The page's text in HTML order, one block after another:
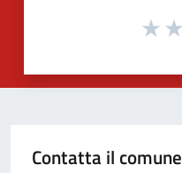
Contatta il comune